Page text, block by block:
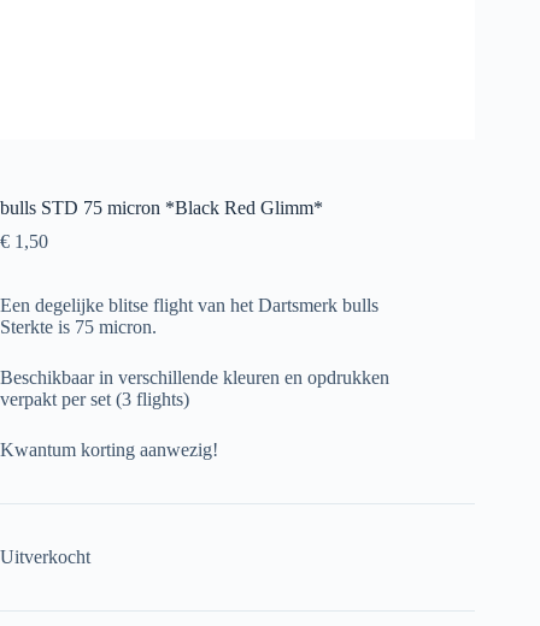
bulls STD 75 micron *Black Red Glimm*
€ 1,50
Een degelijke blitse flight van het Dartsmerk bulls
Sterkte is 75 micron.
Beschikbaar in verschillende kleuren en opdrukken
verpakt per set (3 flights)
Kwantum korting aanwezig!
Uitverkocht